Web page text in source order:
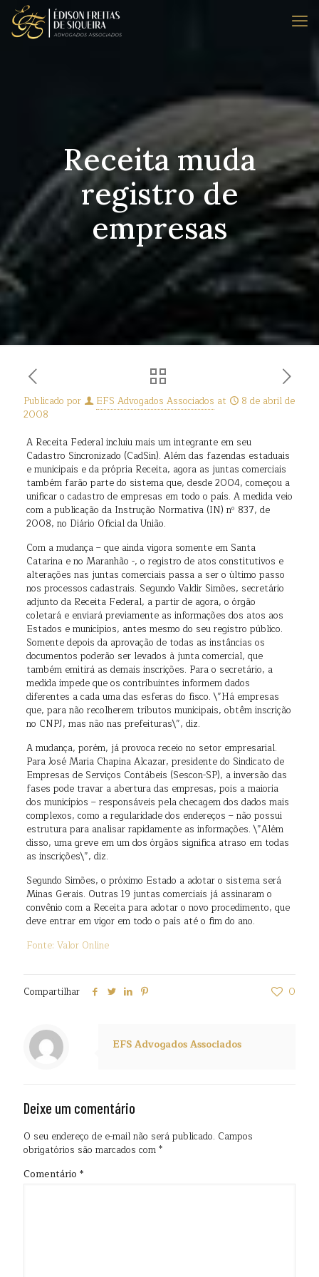
Receita muda
registro de
empresas
Publicado por EFS Advogados Associados at
8 de abril de
2008
A Receita Federal incluiu mais um integrante em seu
Cadastro Sincronizado (CadSin). Além das fazendas estaduais
e municipais e da própria Receita, agora as juntas comerciais
também farão parte do sistema que, desde 2004, começou a
unificar o cadastro de empresas em todo o país. A medida veio
com a publicação da Instrução Normativa (IN) nº 837, de
2008, no Diário Oficial da União.
Com a mudança – que ainda vigora somente em Santa
Catarina e no Maranhão -, o registro de atos constitutivos e
alterações nas juntas comerciais passa a ser o último passo
nos processos cadastrais. Segundo Valdir Simões, secretário
adjunto da Receita Federal, a partir de agora, o órgão
coletará e enviará previamente as informações dos atos aos
Estados e municípios, antes mesmo do seu registro público.
Somente depois da aprovação de todas as instâncias os
documentos poderão ser levados à junta comercial, que
também emitirá as demais inscrições. Para o secretário, a
medida impede que os contribuintes informem dados
diferentes a cada uma das esferas do fisco. \”Há empresas
que, para não recolherem tributos municipais, obtêm inscrição
no CNPJ, mas não nas prefeituras\”, diz.
A mudança, porém, já provoca receio no setor empresarial.
Para José Maria Chapina Alcazar, presidente do Sindicato de
Empresas de Serviços Contábeis (Sescon-SP), a inversão das
fases pode travar a abertura das empresas, pois a maioria
dos municípios – responsáveis pela checagem dos dados mais
complexos, como a regularidade dos endereços – não possui
estrutura para analisar rapidamente as informações. \”Além
disso, uma greve em um dos órgãos significa atraso em todas
as inscrições\”, diz.
Segundo Simões, o próximo Estado a adotar o sistema será
Minas Gerais. Outras 19 juntas comerciais já assinaram o
convênio com a Receita para adotar o novo procedimento, que
deve entrar em vigor em todo o país até o fim do ano.
Fonte: Valor Online
Compartilhar 0
EFS Advogados Associados
Deixe um comentário
O seu endereço de e-mail não será publicado. Campos
obrigatórios são marcados com*
Comentário *